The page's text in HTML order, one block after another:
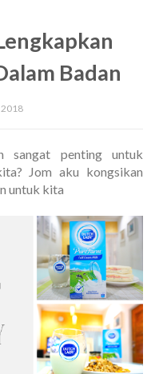
Badan
sangat penting untuk
Jom aku kongsikan
untuk kita